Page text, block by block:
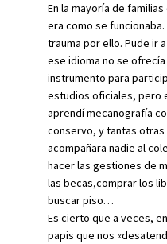
En la mayoría de
era como se
trauma por ello. Pude ir
ese idioma no se
instrumento para
estudios oficiales, pero
aprendí mecanografía
conservo, y tantas
acompañara nadie al
hacer las gestiones de
las becas,comprar los
buscar piso…
Es cierto que a veces,
papis que nos